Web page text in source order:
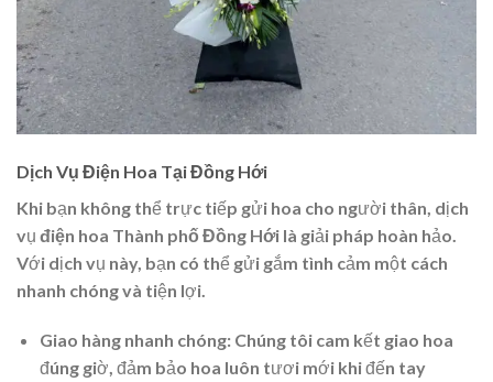
Dịch Vụ Điện Hoa Tại Đồng Hới
Khi bạn không thể trực tiếp gửi hoa cho người thân, dịch
vụ điện hoa Thành phố Đồng Hới là giải pháp hoàn hảo.
Với dịch vụ này, bạn có thể gửi gắm tình cảm một cách
nhanh chóng và tiện lợi.
Giao hàng nhanh chóng: Chúng tôi cam kết giao hoa
đúng giờ, đảm bảo hoa luôn tươi mới khi đến tay